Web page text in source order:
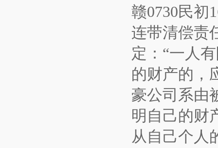
赣0730民初
连带清偿责
定：“一人
的财产的，
豪公司系由
明自己的财
从自己个人